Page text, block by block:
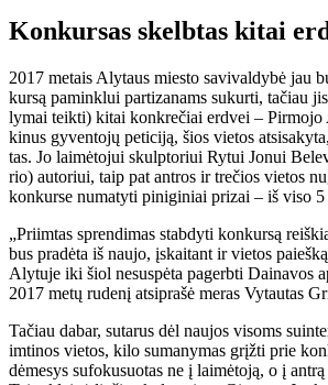
Kon­kur­sas skelb­tas ki­tai
2017 me­tais Aly­taus mies­to sa­vi­val­dy­bė jau
kur­są pa­min­klui par­ti­za­nams su­kur­ti, ta­čiau
ly­mai teik­ti) ki­tai kon­kre­čiai erd­vei –
ki­nus gy­ven­to­jų pe­ti­ci­ją, šios vie­tos
tas. Jo lai­mė­to­jui skulp­to­riui Ry­tui Jo­nui
rio) au­to­riui, taip pat ant­ros ir tre­čios vie­tos
kon­kur­se nu­ma­ty­ti pi­ni­gi­niai pri­zai – iš vi­so 5
„Pri­im­tas spren­di­mas stab­dy­ti kon­kur­są
bus pra­dė­ta iš nau­jo, įskai­tant ir vie­tos
Aly­tu­je iki šiol ne­su­spė­ta pa­gerb­ti Dai­na­vos
2017 me­tų ru­de­nį at­si­pra­šė me­ras Vy­tau­tas
Ta­čiau da­bar, su­ta­rus dėl nau­jos vi­soms
im­ti­nos vie­tos, ki­lo su­ma­ny­mas grįž­ti prie
dė­me­sys su­fo­ku­suo­tas ne į lai­mė­to­ją, o į